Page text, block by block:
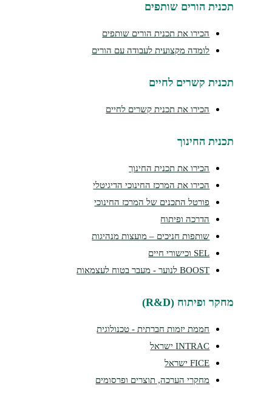
תכנית הורים שותפים
הכירו את תכנית הורים שותפים
לומדה מקצועית לעבודה עם הורים
תכנית קשרים לחיים
הכירו את תכנית קשרים לחיים
תכנית החינוך
הכירו את תכנית החינוך
הכירו את המרכז החינוכי הדיגיטלי
פורטל התכנים של המרכז החינוכי
הדרכה ופיתוח
שותפות חניכים – מועצות מנהיגות
SEL וכישורי חיים
BOOST לנוער - מעבר בטוח לעצמאות
מחקר ופיתוח (R&D)
חממת יזמות חברתית - טכנולוגית
INTRAC ישראל
FICE ישראל
מחקרי הערכה, תוצרים ופרסומים